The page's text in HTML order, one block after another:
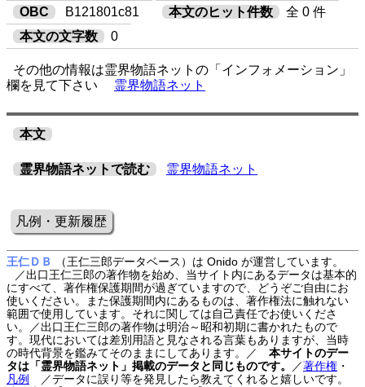
OBC
B121801c81 本文のヒット件数
全 0 件
本文の文字数
0
その他の情報は霊界物語ネットの「インフォメーション」
欄を見て下さい
霊界物語ネット
本文
霊界物語ネットで読む 霊界物語ネット
凡例・更新履歴
王仁ＤＢ
（王仁三郎データベース）は Onido が運営しています。
／出口王仁三郎の著作物を始め、当サイト内にあるデータは基本的
にすべて、著作権保護期間が過ぎていますので、どうぞご自由にお
使いください。また保護期間内にあるものは、著作権法に触れない
範囲で使用しています。それに関しては自己責任でお使いくださ
い。／出口王仁三郎の著作物は明治～昭和初期に書かれたもので
す。現代においては差別用語と見なされる言葉もありますが、当時
の時代背景を鑑みてそのままにしてあります。／ 本サイトのデー
タは「霊界物語ネット」掲載のデータと同じものです。
／著作権 ・
凡例 ／データに誤り等を発見したら教えてくれると嬉しいです。